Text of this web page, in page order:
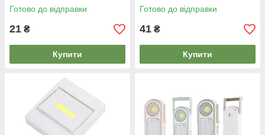
Готово до відправки
21 ₴
Купити
Готово до відправки
41 ₴
Купити